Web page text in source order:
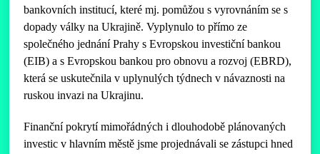
bankovních institucí, které mj. pomůžou s vyrovnáním se s
dopady války na Ukrajině. Vyplynulo to přímo ze
společného jednání Prahy s Evropskou investiční bankou
(EIB) a s Evropskou bankou pro obnovu a rozvoj (EBRD),
která se uskutečnila v uplynulých týdnech v návaznosti na
ruskou invazi na Ukrajinu.
Finanční pokrytí mimořádných i dlouhodobě plánovaných
investic v hlavním městě jsme projednávali se zástupci hned